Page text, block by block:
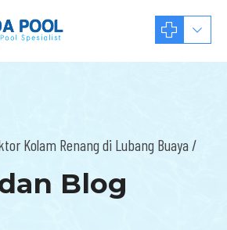
Kolam Renang di Lubang Buaya /
Blog